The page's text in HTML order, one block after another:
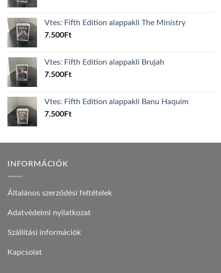
Vtes: Fifth Edition alappakli The Ministry
7.500Ft
Vtes: Fifth Edition alappakli Brujah
7.500Ft
Vtes: Fifth Edition alappakli Banu Haquim
7.500Ft
INFORMÁCIÓK
Általános szerződési feltételek
Adatvédelmi nyilatkozat
Szállítási információk
Kapcsolat